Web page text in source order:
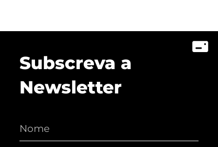
Subscreva a
Newsletter